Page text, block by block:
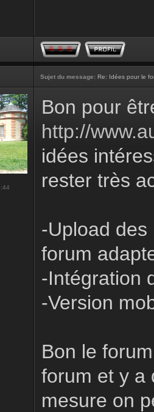
Sujet du message: Re: Idées pour le
Bon pour
http://
idées
rester très
-Upload
forum
-Intégration
-Version
Bon le
forum et y a
mesure on